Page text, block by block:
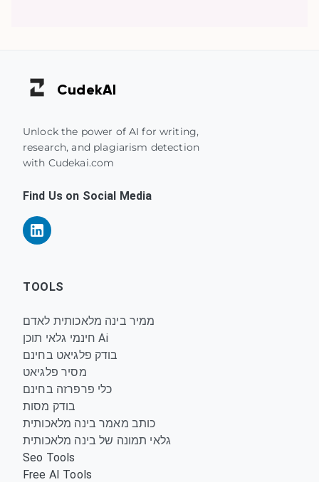
CudekAI
Unlock the power of AI for writing,
research, and plagiarism detection
with Cudekai.com
Find Us on Social Media
TOOLS
ממיר בינה מלאכותית לאדם
חינמי גלאי תוכן Ai
בודק פלגיאט בחינם
מסיר פלגיאט
כלי פרפרזה בחינם
בודק מסות
כותב מאמר בינה מלאכותית
גלאי תמונה של בינה מלאכותית
Seo Tools
Free AI Tools